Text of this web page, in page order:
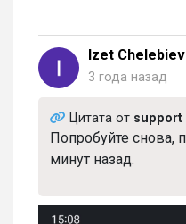
Izet Chelebiev
3 года назад
Цитата от support
Попробуйте снова,
минут назад.